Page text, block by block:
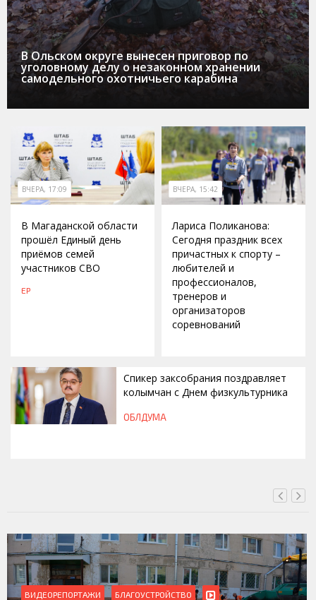
В Ольском округе вынесен приговор по
уголовному делу о незаконном хранении
самодельного охотничьего карабина
ВЧЕРА, 17:09
В Магаданской области
прошёл Единый день
приёмов семей
участников СВО
ЕР
ВЧЕРА, 15:42
Лариса Поликанова:
Сегодня праздник всех
причастных к спорту –
любителей и
профессионалов,
тренеров и
организаторов
соревнований
Спикер заксобрания поздравляет
колымчан с Днем физкультурника
ОБЛДУМА
ВИДЕОРЕПОРТАЖИ БЛАГОУСТРОЙСТВО